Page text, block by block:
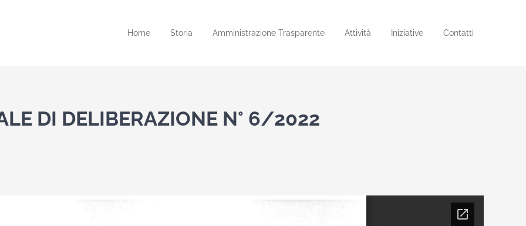
Home Storia Amministrazione Trasparente Attività Iniziative Contatti
DI DELIBERAZIONE N° 6/2022